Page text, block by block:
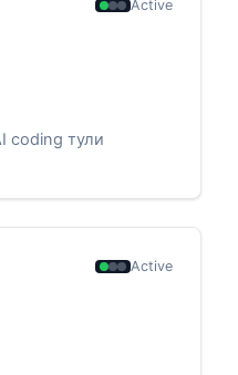
Active
coding тули
Active